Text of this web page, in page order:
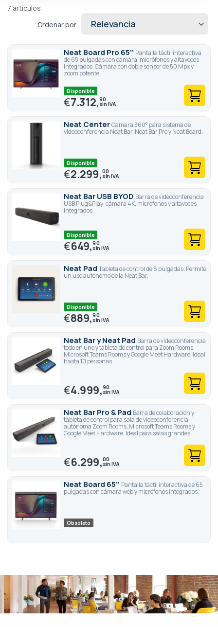
7 artículos
Ordenar por
Neat Board Pro 65'' Pantalla táctil interactiva
de 65 pulgadas con cámara, micrófonos y altavoces
integrados. Cámara con doble sensor de 50 Mpx y
zoom potente.
Disponible
€7.312,90
Neat CenterCámara 360° para sistema de
videoconferencia Neat Bar, Neat Bar Pro y Neat Board.
Disponible
€2.299,00
Neat Bar USB BYOD Barra de videoconferencia
USB Plug&Play: cámara 4K, micrófonos y altavoces
integrados.
Disponible
€649,90
Neat Pad Tableta de control de 8 pulgadas. Permite
un uso autónomo de la Neat Bar.
Disponible
€889,90
Neat Bar y Neat Pad Barra de videoconferencia
todo en uno y tableta de control para Zoom Rooms,
Microsoft Teams Rooms y Google Meet Hardware. Ideal
hasta 10 personas.
€4.999,90
Neat Bar Pro & Pad Barra de colaboración y
tableta de control para sala de videoconferencia
autónoma Zoom Rooms, Microsoft Teams Rooms y
Google Meet Hardware. Ideal para salas grandes.
€6.299,00
Neat Board 65'' Pantalla táctil interactiva de 65
pulgadas con cámara web y micrófonos integrados.
Obsoleto